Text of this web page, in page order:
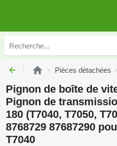
Pièces détachées
Pignon de boîte de
Pignon de
180 (T7040, T7050,
8768729 87687290
T7040